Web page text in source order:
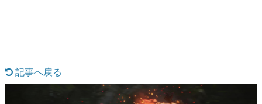
具体的な形から解き明かしていく、硬派で骨太な評論連載
です。
記事へ戻る